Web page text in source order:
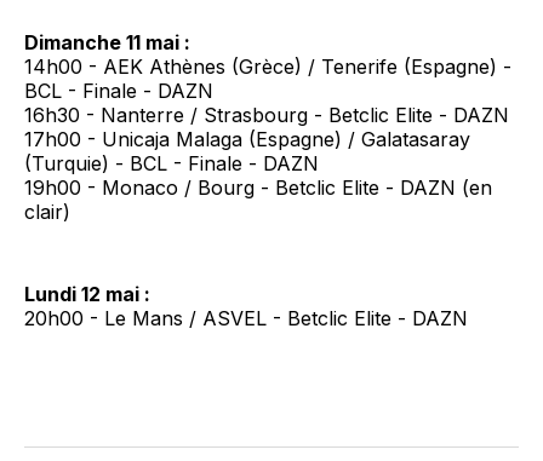
Dimanche 11 mai :
14h00 - AEK Athènes (Grèce) / Tenerife (Espagne) -
BCL - Finale - DAZN
16h30 - Nanterre / Strasbourg - Betclic Elite - DAZN
17h00 - Unicaja Malaga (Espagne) / Galatasaray
(Turquie) - BCL - Finale - DAZN
19h00 - Monaco / Bourg - Betclic Elite - DAZN (en
clair)
Lundi 12 mai :
20h00 - Le Mans / ASVEL - Betclic Elite - DAZN